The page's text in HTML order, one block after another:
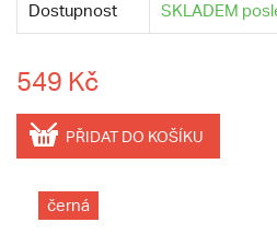
Dostupnost SKLADEM
549 Kč
PŘIDAT DO KOŠÍKU
černá